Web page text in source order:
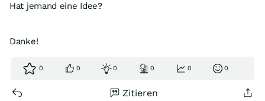
Hat jemand eine Idee?
Danke!
0 0 0 0 0 0
Zitieren